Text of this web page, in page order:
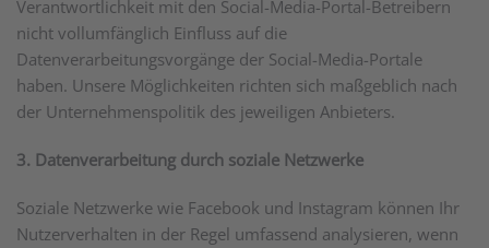
Verantwortlichkeit mit den Social-Media-Portal-Betreibern
nicht vollumfänglich Einfluss auf die
Datenverarbeitungsvorgänge der Social-Media-Portale
haben. Unsere Möglichkeiten richten sich maßgeblich nach
der Unternehmenspolitik des jeweiligen Anbieters.
3. Datenverarbeitung durch soziale Netzwerke
Soziale Netzwerke wie Facebook und Instagram können Ihr
Nutzerverhalten in der Regel umfassend analysieren, wenn